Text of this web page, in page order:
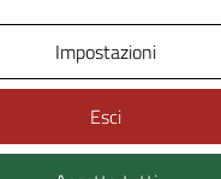
Impostazioni
Esci
personali.